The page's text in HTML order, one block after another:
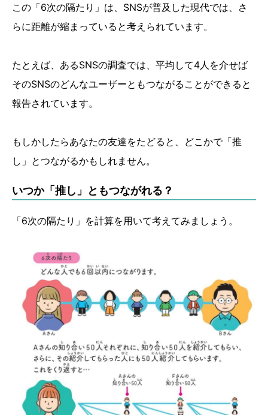
この「6次の隔たり」は、SNSが普及した現代では、さ
らに距離が縮まっていると考えられています。
たとえば、あるSNSの調査では、平均して4人を介せば
そのSNSのどんなユーザーともつながることができると
報告されています。
もしかしたらあなたの友達をたどると、どこかで「推
し」とつながるかもしれません。
いつか「推し」ともつながれる？
「6次の隔たり」を計算を用いて考えてみましょう。